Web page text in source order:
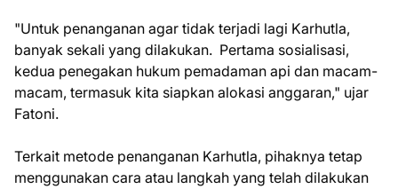
"Untuk penanganan agar tidak terjadi lagi Karhutla,
banyak sekali yang dilakukan. Pertama sosialisasi,
kedua penegakan hukum pemadaman api dan macam-
macam, termasuk kita siapkan alokasi anggaran," ujar
Fatoni.
Terkait metode penanganan Karhutla, pihaknya tetap
menggunakan cara atau langkah yang telah dilakukan